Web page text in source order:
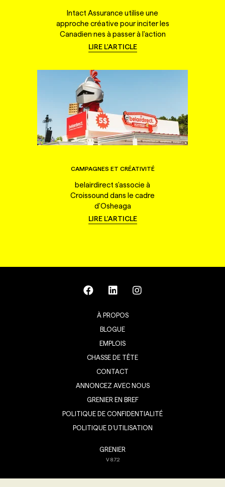
Intact Assurance utilise une
approche créative pour inciter les
Canadien·nes à passer à l'action
LIRE L'ARTICLE
CAMPAGNES ET CRÉATIVITÉ
belairdirect s'associe à
Croissound dans le cadre
d'Osheaga
LIRE L'ARTICLE
À PROPOS
BLOGUE
EMPLOIS
CHASSE DE TÊTE
CONTACT
ANNONCEZ AVEC NOUS
GRENIER EN BREF
POLITIQUE DE CONFIDENTIALITÉ
POLITIQUE D’UTILISATION
GRENIER
V8.7.2